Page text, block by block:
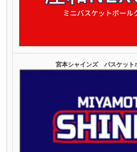
宮本シャインズ バスケット